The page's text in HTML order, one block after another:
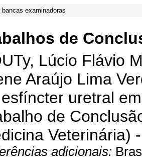
examinadoras
de
Lúcio Flávio
Araújo Lima
uretral
de
Veterinária)
adicionais: